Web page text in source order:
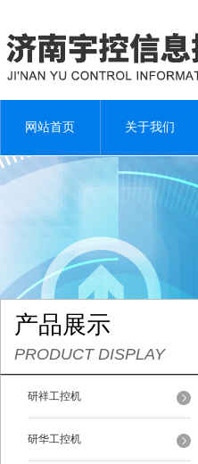
网站首页 关于我们
产品展示
PRODUCT DISPLAY
研祥工控机
研华工控机